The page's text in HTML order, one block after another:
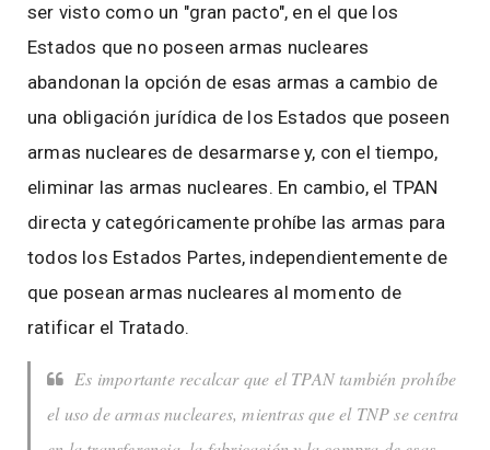
ser visto como un "gran pacto", en el que los
Estados que no poseen armas nucleares
abandonan la opción de esas armas a cambio de
una obligación jurídica de los Estados que poseen
armas nucleares de desarmarse y, con el tiempo,
eliminar las armas nucleares. En cambio, el TPAN
directa y categóricamente prohíbe las armas para
todos los Estados Partes, independientemente de
que posean armas nucleares al momento de
ratificar el Tratado.
Es importante recalcar que el TPAN también prohíbe
el uso de armas nucleares, mientras que el TNP se centra